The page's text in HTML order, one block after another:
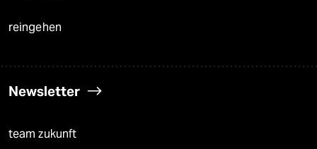
reingehen
Newsletter
team zukunft